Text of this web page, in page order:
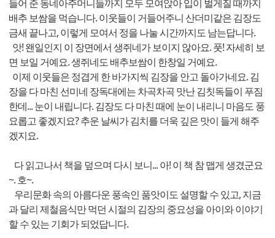
들어 준 동네아주머니들까지 모두 모여앉아 입이 벌게질 때까지
배추 보쌈을 먹습니다. 이웃들이 거들어주니 산더미같은 김장도
금새 끝나고, 이렇게 모여서 정을 나눌 시간까지도 남는답니다.
앗! 왠일인지 이 장면에서 생쥐네가 보이지 않아요. 풋! 자세히 보
면 보일 거예요. 생쥐네도 배추보쌈이 한창일 거예요.
이제 이웃들은 정겹게 한 바가지씩 김장을 안고 돌아가네요. 김
장을 다 마친 선미네 장독대에는 차곡차곡 맛난 김칫독들이 푸짐
한데... 눈이 내립니다. 김장도 다 마친 때에 눈이 내리니 마음도 풍
요롭고 좋겠지요? 추운 날씨가 김치를 더욱 깊은 맛이 들게 해주
겠지요.
다 읽고나서 책을 덮으며 다시 보니... 아! 이 책 참 맵게 생겼군요
~. 호~.
우리문화 속의 아름다운 풍속인 품앗이도 설명할 수 있고, 지금
과 달리 제철음식만 먹던 시절의 김장의 중요성을 아이와 이야기
할 수 있는 기회가 되었답니다.